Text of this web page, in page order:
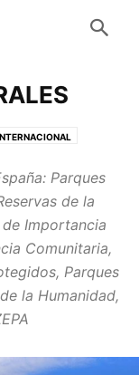
PARQUE NATURAL
DE LA BIOSFERA
Parques
de la
Importancia
Comunitaria,
Parques
la Humanidad,